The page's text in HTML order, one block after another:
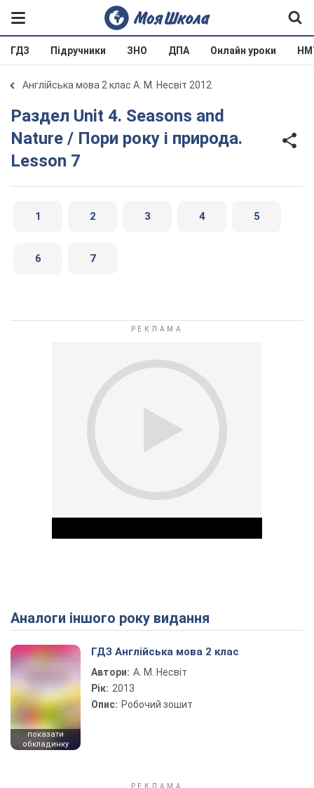
ГДЗ Підручники ЗНО ДПА Онлайн уроки
Англійська мова 2 клас А. М. Несвіт 2012
Раздел Unit 4. Seasons and
Nature / Пори року і природа.
Lesson 7
1 2 3 4 5
6 7
Play Video
Аналоги іншого року видання
показати
обкладинку
ГДЗ Англійська мова 2 клас
Автори: А. М. Несвіт
Рік: 2013
Опис: Робочий зошит